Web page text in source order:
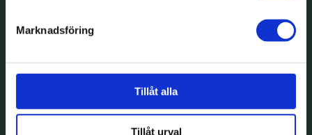
Marknadsföring
Tillåt alla
Tillåt urval
En lugnare